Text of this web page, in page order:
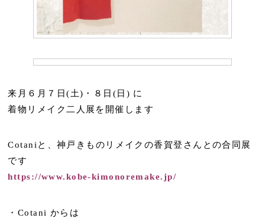
来月６月７日(土)・８日(日) に
着物リメイク二人展を開催します
Cotaniと、神戸きものリメイクの香賀登さんとの合同展
です
https://www.kobe-kimonoremake.jp/
・Cotani からは